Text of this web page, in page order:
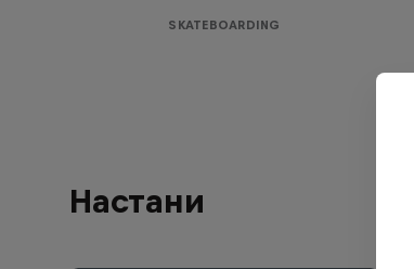
SKATEBOARDING
Настани